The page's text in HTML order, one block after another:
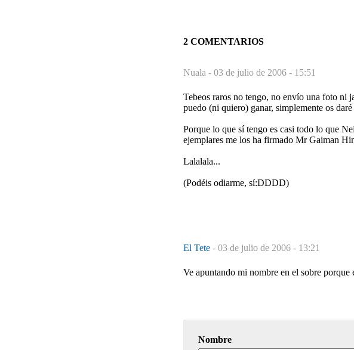
2 COMENTARIOS
Nuala - 03 de julio de 2006 - 15:51
Tebeos raros no tengo, no envío una foto ni
puedo (ni quiero) ganar, simplemente os
Porque lo que sí tengo es casi todo lo que
ejemplares me los ha firmado Mr Gaiman
Lalalala...
(Podéis odiarme, sí:DDDD)
El Tete - 03 de julio de 2006 - 13:21
Ve apuntando mi nombre en el sobre
Nombre